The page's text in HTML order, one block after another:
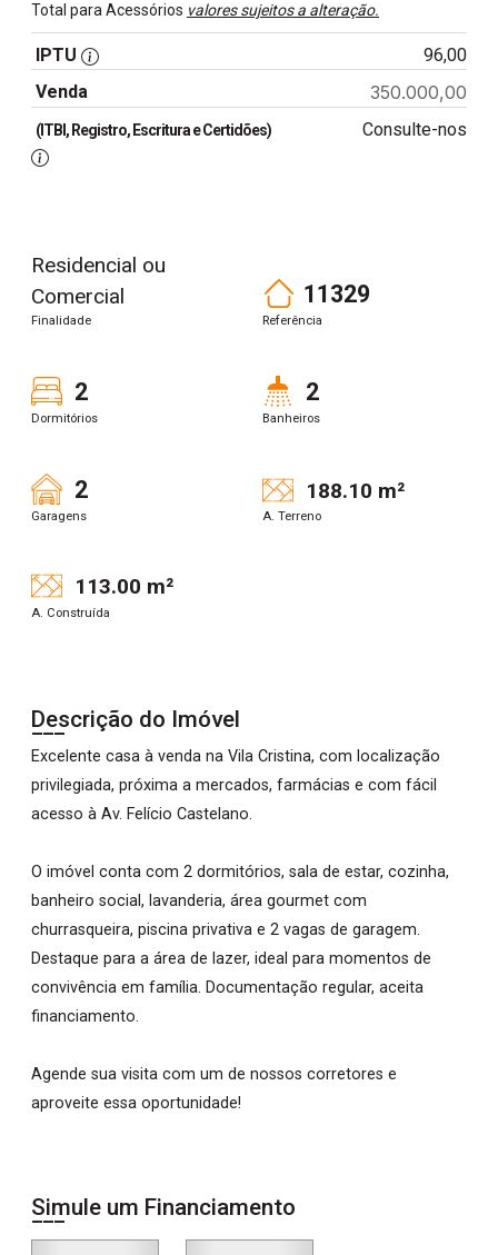
Total para Acessórios valores sujeitos a alteração.
IPTU
96,00
Venda
350.000,00
(ITBI, Registro, Escritura e Certidões) Consulte-nos
Residencial ou
Comercial
Finalidade
11329
Referência
2
Dormitórios
2
Banheiros
2
Garagens
188.10 m²
A. Terreno
113.00 m²
A. Construída
Descrição do Imóvel
Excelente casa à venda na Vila Cristina, com localização
privilegiada, próxima a mercados, farmácias e com fácil
acesso à Av. Felício Castelano.
O imóvel conta com 2 dormitórios, sala de estar, cozinha,
banheiro social, lavanderia, área gourmet com
churrasqueira, piscina privativa e 2 vagas de garagem.
Destaque para a área de lazer, ideal para momentos de
convivência em família. Documentação regular, aceita
financiamento.
Agende sua visita com um de nossos corretores e
aproveite essa oportunidade!
Simule um Financiamento